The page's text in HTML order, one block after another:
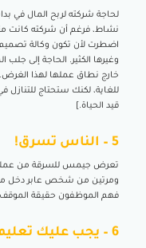
لحاجة شركته لربح المال في
نشاط، فرغم أن شركته كانت
اضطرت لأن تكون وكالة
وغيرها الكثير. الحاجة إلى
خارج نطاق عملها لهذا
للغاية، لكنك ستحتاج للتنازل
قيد الحياة.]
5 – الناس تسرق!
تعرض جيمس للسرقة من
ومرتين من شخص عابر دخل
فهم الموظفون حقيقة الموقف
6 – يجب عليك تعليم الآخرين